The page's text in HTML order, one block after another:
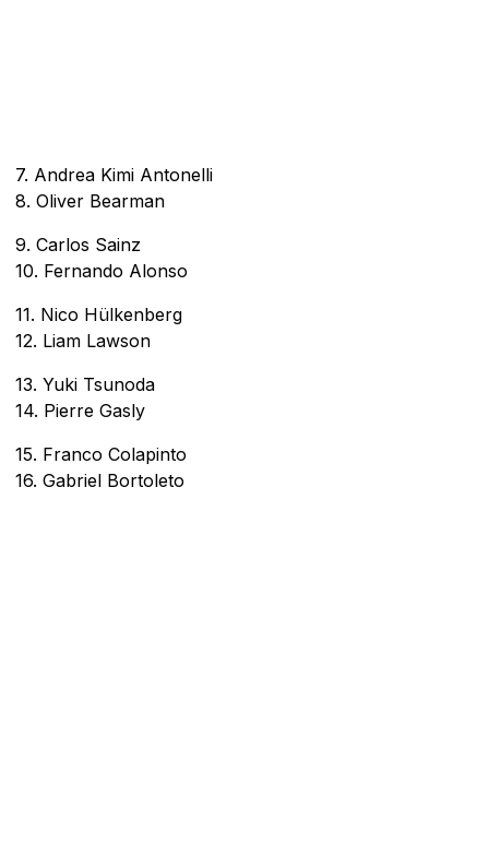
7. Andrea Kimi Antonelli
8. Oliver Bearman
9. Carlos Sainz
10. Fernando Alonso
11. Nico Hülkenberg
12. Liam Lawson
13. Yuki Tsunoda
14. Pierre Gasly
15. Franco Colapinto
16. Gabriel Bortoleto